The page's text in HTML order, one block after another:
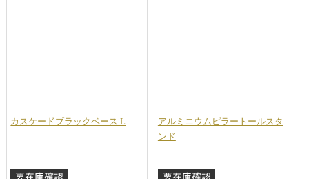
カスケードブラックベース L
アルミニウムピラートールスタ
ンド